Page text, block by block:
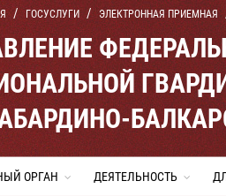
ГОСУСЛУГИ ЭЛЕКТРОННАЯ ПРИЕМНАЯ
ОРГАН ДЕЯТЕЛЬНОСТЬ